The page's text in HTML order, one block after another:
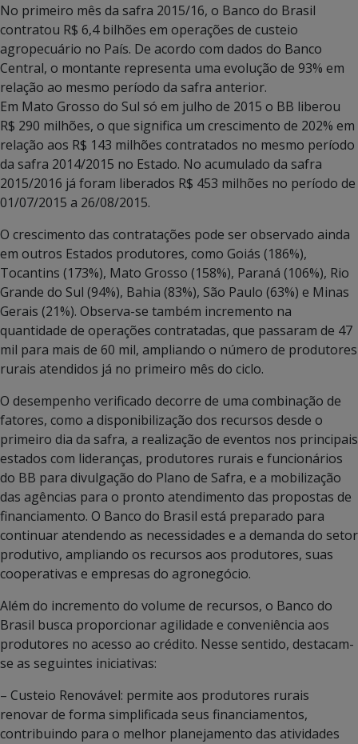
No primeiro mês da safra 2015/16, o Banco do Brasil
contratou R$ 6,4 bilhões em operações de custeio
agropecuário no País. De acordo com dados do Banco
Central, o montante representa uma evolução de 93% em
relação ao mesmo período da safra anterior.
Em Mato Grosso do Sul só em julho de 2015 o BB liberou
R$ 290 milhões, o que significa um crescimento de 202% em
relação aos R$ 143 milhões contratados no mesmo período
da safra 2014/2015 no Estado. No acumulado da safra
2015/2016 já foram liberados R$ 453 milhões no período de
01/07/2015 a 26/08/2015.
O crescimento das contratações pode ser observado ainda
em outros Estados produtores, como Goiás (186%),
Tocantins (173%), Mato Grosso (158%), Paraná (106%), Rio
Grande do Sul (94%), Bahia (83%), São Paulo (63%) e Minas
Gerais (21%). Observa-se também incremento na
quantidade de operações contratadas, que passaram de 47
mil para mais de 60 mil, ampliando o número de produtores
rurais atendidos já no primeiro mês do ciclo.
O desempenho verificado decorre de uma combinação de
fatores, como a disponibilização dos recursos desde o
primeiro dia da safra, a realização de eventos nos principais
estados com lideranças, produtores rurais e funcionários
do BB para divulgação do Plano de Safra, e a mobilização
das agências para o pronto atendimento das propostas de
financiamento. O Banco do Brasil está preparado para
continuar atendendo as necessidades e a demanda do setor
produtivo, ampliando os recursos aos produtores, suas
cooperativas e empresas do agronegócio.
Além do incremento do volume de recursos, o Banco do
Brasil busca proporcionar agilidade e conveniência aos
produtores no acesso ao crédito. Nesse sentido, destacam-
se as seguintes iniciativas:
– Custeio Renovável: permite aos produtores rurais
renovar de forma simplificada seus financiamentos,
contribuindo para o melhor planejamento das atividades